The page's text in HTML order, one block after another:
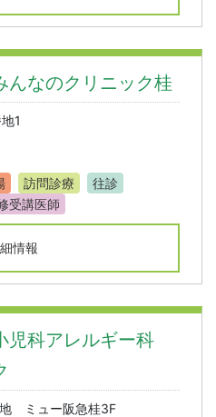
なのクリニック桂
1
訪問診療
往診
受講医師
情報
科アレルギー科
地 ミュー阪急桂3F